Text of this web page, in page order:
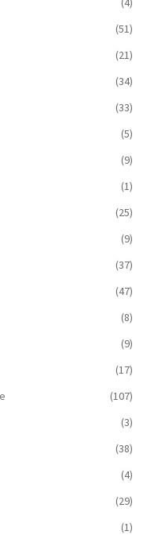
(51)
(21)
(34)
(33)
(5)
(9)
(1)
(25)
(9)
(37)
(47)
(8)
(9)
(17)
(107)
(3)
(38)
(4)
(29)
(1)